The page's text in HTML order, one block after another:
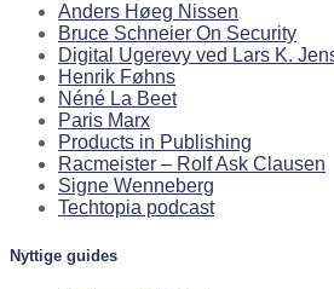
Anders Høeg Nissen
Bruce Schneier On Security
Digital Ugerevy ved Lars K.
Henrik Føhns
Néné La Beet
Paris Marx
Products in Publishing
Racmeister – Rolf Ask Clausen
Signe Wenneberg
Techtopia podcast
Nyttige guides